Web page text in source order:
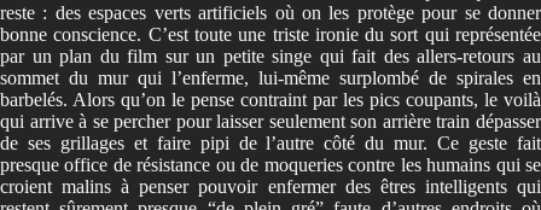
reste : des espaces verts artificiels où on les protège pour se donner
bonne conscience. C’est toute une triste ironie du sort qui représentée
par un plan du film sur un petite singe qui fait des allers-retours au
sommet du mur qui l’enferme, lui-même surplombé de spirales en
barbelés. Alors qu’on le pense contraint par les pics coupants, le voilà
qui arrive à se percher pour laisser seulement son arrière train dépasser
de ses grillages et faire pipi de l’autre côté du mur. Ce geste fait
presque office de résistance ou de moqueries contre les humains qui se
croient malins à penser pouvoir enfermer des êtres intelligents qui